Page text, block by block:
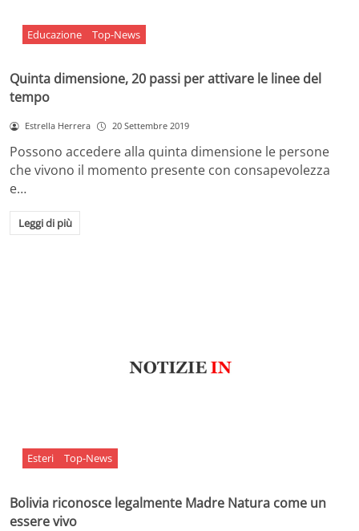
Educazione Top-News
Quinta dimensione, 20 passi per attivare le linee del
tempo
Estrella Herrera 20 Settembre 2019
Possono accedere alla quinta dimensione le persone
che vivono il momento presente con consapevolezza
e…
Leggi di più
Esteri Top-News
Bolivia riconosce legalmente Madre Natura come un
essere vivo